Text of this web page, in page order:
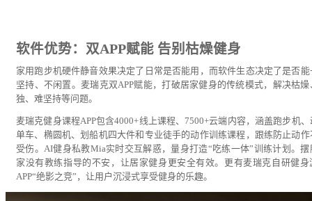
软件优势：双APP赋能 告别枯燥健身
家用跑步机硬件静音效果决定了日常是否能用，而软件生态决定了是否能
坚持、不闲置。麦瑞克双APP赋能，打破居家健身的传统模式，解决枯燥
独、难坚持等问题。
麦瑞克健身课程APP包含4000+线上课程、7500+云端内容，涵盖跑步机、
单车、椭圆机、划船机四大件和专业徒手的动作训练课程，跟练防止动作
受伤。AI健身私教Mia实时交互解惑，量身打造“吃练一体”训练计划。摆
家没有教练指导的不安，让居家健身更安全有效。更有麦瑞克自研健身
APP“绝影之竞”，让用户沉浸式享受健身的乐趣。